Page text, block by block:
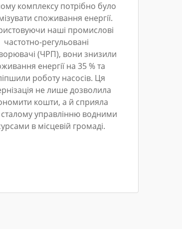
комплексу потрібно було
споживання енергії.
наші промислові
частотно-регульовані
(ЧРП), вони знизили
енергії на 35 % та
роботу насосів. Ця
не лише дозволила
кошти, а й сприяла
управлінню водними
в місцевій громаді.